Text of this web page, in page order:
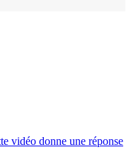
vidéo donne une réponse